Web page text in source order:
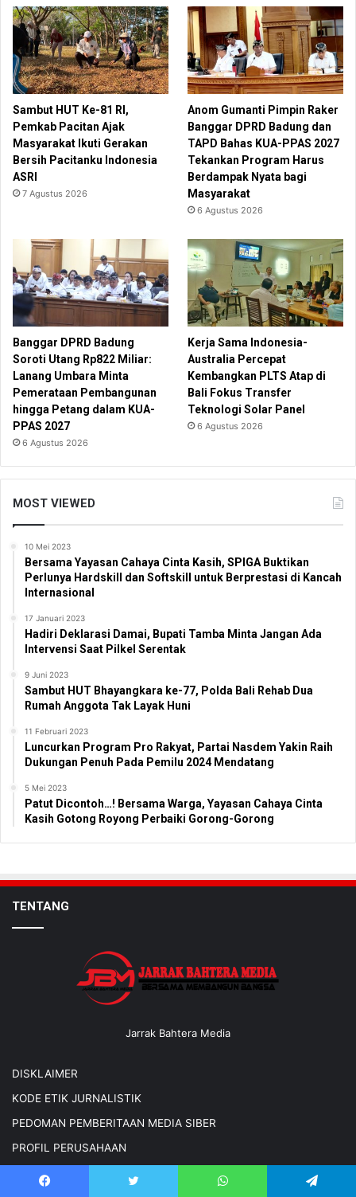
Sambut HUT Ke-81 RI,
Pemkab Pacitan Ajak
Masyarakat Ikuti Gerakan
Bersih Pacitanku Indonesia
ASRI
7 Agustus 2026
Anom Gumanti Pimpin Raker
Banggar DPRD Badung dan
TAPD Bahas KUA-PPAS 2027
Tekankan Program Harus
Berdampak Nyata bagi
Masyarakat
6 Agustus 2026
Banggar DPRD Badung
Soroti Utang Rp822 Miliar:
Lanang Umbara Minta
Pemerataan Pembangunan
hingga Petang dalam KUA-
PPAS 2027
6 Agustus 2026
Kerja Sama Indonesia-
Australia Percepat
Kembangkan PLTS Atap di
Bali Fokus Transfer
Teknologi Solar Panel
6 Agustus 2026
MOST VIEWED
10 Mei 2023
Bersama Yayasan Cahaya Cinta Kasih, SPIGA Buktikan
Perlunya Hardskill dan Softskill untuk Berprestasi di Kancah
Internasional
17 Januari 2023
Hadiri Deklarasi Damai, Bupati Tamba Minta Jangan Ada
Intervensi Saat Pilkel Serentak
9 Juni 2023
Sambut HUT Bhayangkara ke-77, Polda Bali Rehab Dua
Rumah Anggota Tak Layak Huni
11 Februari 2023
Luncurkan Program Pro Rakyat, Partai Nasdem Yakin Raih
Dukungan Penuh Pada Pemilu 2024 Mendatang
5 Mei 2023
Patut Dicontoh…! Bersama Warga, Yayasan Cahaya Cinta
Kasih Gotong Royong Perbaiki Gorong-Gorong
TENTANG
Jarrak Bahtera Media
DISKLAIMER
KODE ETIK JURNALISTIK
PEDOMAN PEMBERITAAN MEDIA SIBER
PROFIL PERUSAHAAN
SUSUNAN REDAKSI JBM.CO.ID